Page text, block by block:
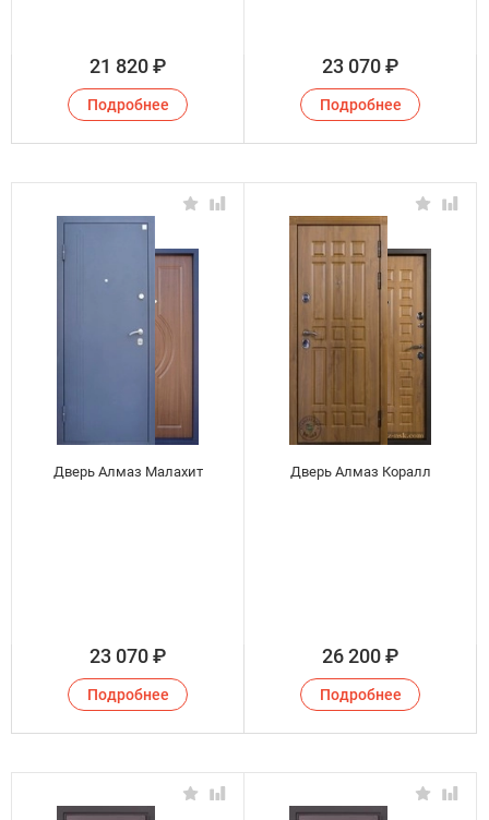
21 820₽
Подробнее
23 070₽
Подробнее
Дверь Алмаз Малахит
23 070₽
Подробнее
Дверь Алмаз Коралл
26 200₽
Подробнее